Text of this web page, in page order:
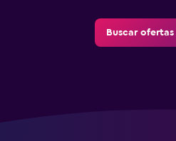
Buscar